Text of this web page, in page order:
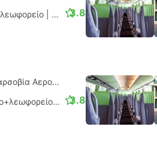
λεωφορείο Κανονικό
3.8
Warsaw Chopin Airport, Βαρσοβία Αεροδρόμιο
14ώ 45λεπτά λεωφορείο+λεωφορείο.Μονή σύνδεση
3.8